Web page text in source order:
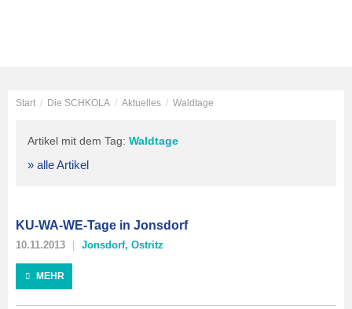
Start / Die SCHKOLA / Aktuelles / Waldtage
Artikel mit dem Tag: Waldtage
» alle Artikel
KU-WA-WE-Tage in Jonsdorf
10.11.2013 Jonsdorf, Ostritz
MEHR